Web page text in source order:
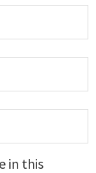
in this